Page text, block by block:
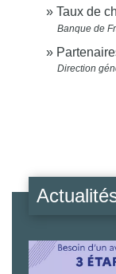
Taux de
Banque de
Direction